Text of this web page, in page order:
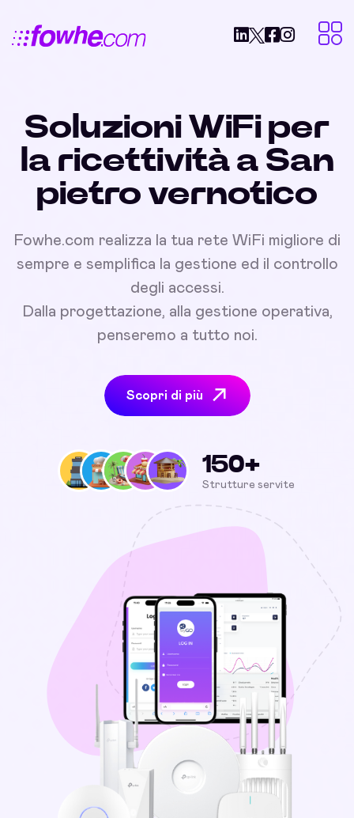
Soluzioni WiFi per
la ricettività a San
pietro vernotico
Fowhe.com realizza la tua rete WiFi migliore di
sempre e semplifica la gestione ed il controllo
degli accessi.
Dalla progettazione, alla gestione operativa,
penseremo a tutto noi.
Scopri di più
150+
Strutture servite